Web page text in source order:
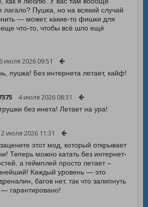
лагало? Пушка, но на всякий случай
— может, какие-то фишки для
еще что-то, чтобы всё шло ещё
6 июля 2026 09:51
пушка! Без интернета летает, кайф!
4 июля 2026 08:31
без инета! Летает на ура!
2 июля 2026 11:31
этот мод, который открывает
Теперь можно катать без интернет-
а геймплей просто летает –
Каждый уровень — это
багов нет, так что залипнуть
гарантировано!